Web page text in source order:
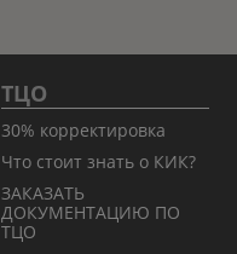
ТЦО
30% корректировка
Что стоит знать о КИК?
ЗАКАЗАТЬ
ДОКУМЕНТАЦИЮ ПО
ТЦО